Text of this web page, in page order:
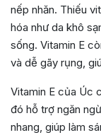
nếp nhăn. Thiếu
hóa như da khô
sống. Vitamin E
và dễ gãy rụng,
Vitamin E của Úc
đó hỗ trợ ngăn
nhang, giúp làm